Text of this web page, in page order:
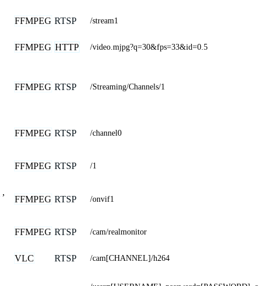
FFMPEG RTSP /stream1
FFMPEG HTTP /video.mjpg?q=30&fps=33&id=0.5
FFMPEG RTSP /Streaming/Channels/1
FFMPEG RTSP /channel0
FFMPEG RTSP /1
,
FFMPEG RTSP /onvif1
FFMPEG RTSP /cam/realmonitor
VLC RTSP /cam[CHANNEL]/h264